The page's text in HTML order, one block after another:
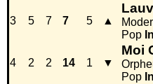
3 5 7 7 5 ▲
Lauv
Pop
4 2 2 14 1 ▼
Moi
Pop